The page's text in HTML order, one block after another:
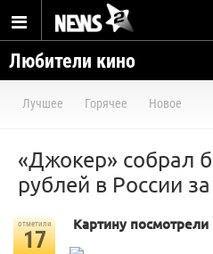
Любители кино
Лучшее Горячее Новое
«Джокер» собрал
рублей в России
отметили
17
Картину